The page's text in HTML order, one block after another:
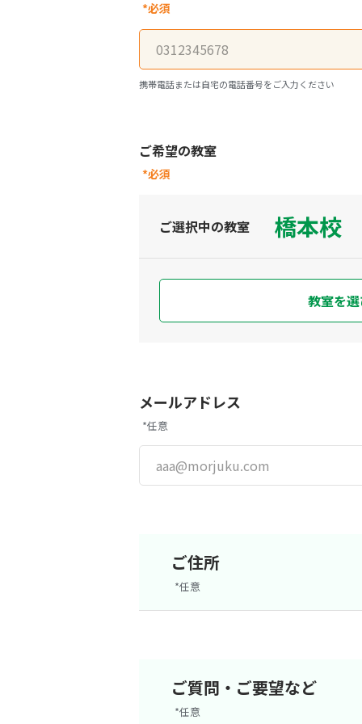
*必須
携帯電話または自宅の電話番号をご入力ください
ご希望の教室
*必須
ご選択中の教室 橋本校
都道府県から探す
東京都
教室を
メールアドレス
*任意
ご住所
*任意
ご質問・ご要望など
*任意